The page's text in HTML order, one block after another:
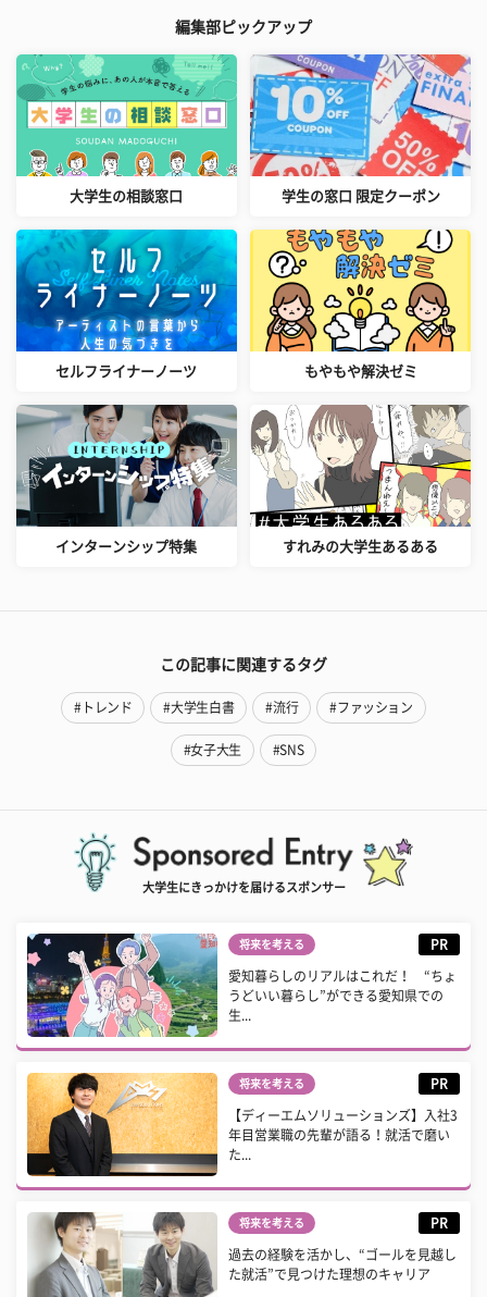
編集部ピックアップ
大学生の相談窓口 学生の窓口 限定クーポン
セルフライナーノーツ もやもや解決ゼミ
インターンシップ特集 すれみの大学生あるある
この記事に関連するタグ
#トレンド #大学生白書 #流行 #ファッション
#女子大生 #SNS
大学生にきっかけを届けるスポンサー
将来を考える PR
愛知暮らしのリアルはこれだ！ “ちょ
うどいい暮らし”ができる愛知県での
生...
将来を考える PR
【ディーエムソリューションズ】入社3
年目営業職の先輩が語る！就活で磨い
た...
将来を考える PR
過去の経験を活かし、“ゴールを見越し
た就活”で見つけた理想のキャリア